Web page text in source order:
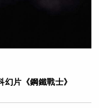
片《鋼鐵戰士》